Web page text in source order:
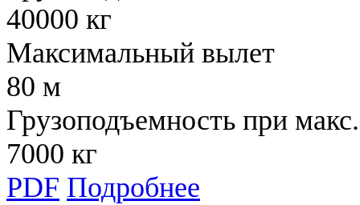
40000 кг
Максимальный вылет
80 м
Грузоподъемность при
7000 кг
PDF Подробнее